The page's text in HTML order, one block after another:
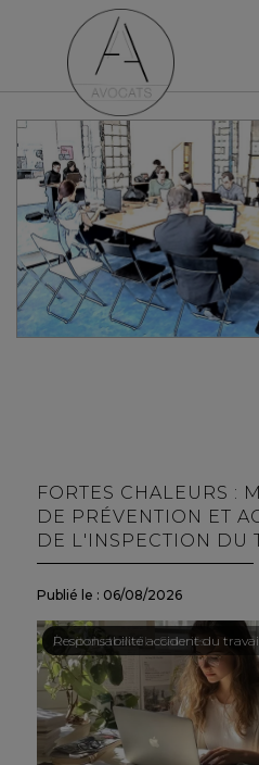
FORTES CHALEURS :
DE PRÉVENTION ET
DE L'INSPECTION DU
Publié le : 06/08/2026
Droit du travail - Salariés
/Responsabilité accident du